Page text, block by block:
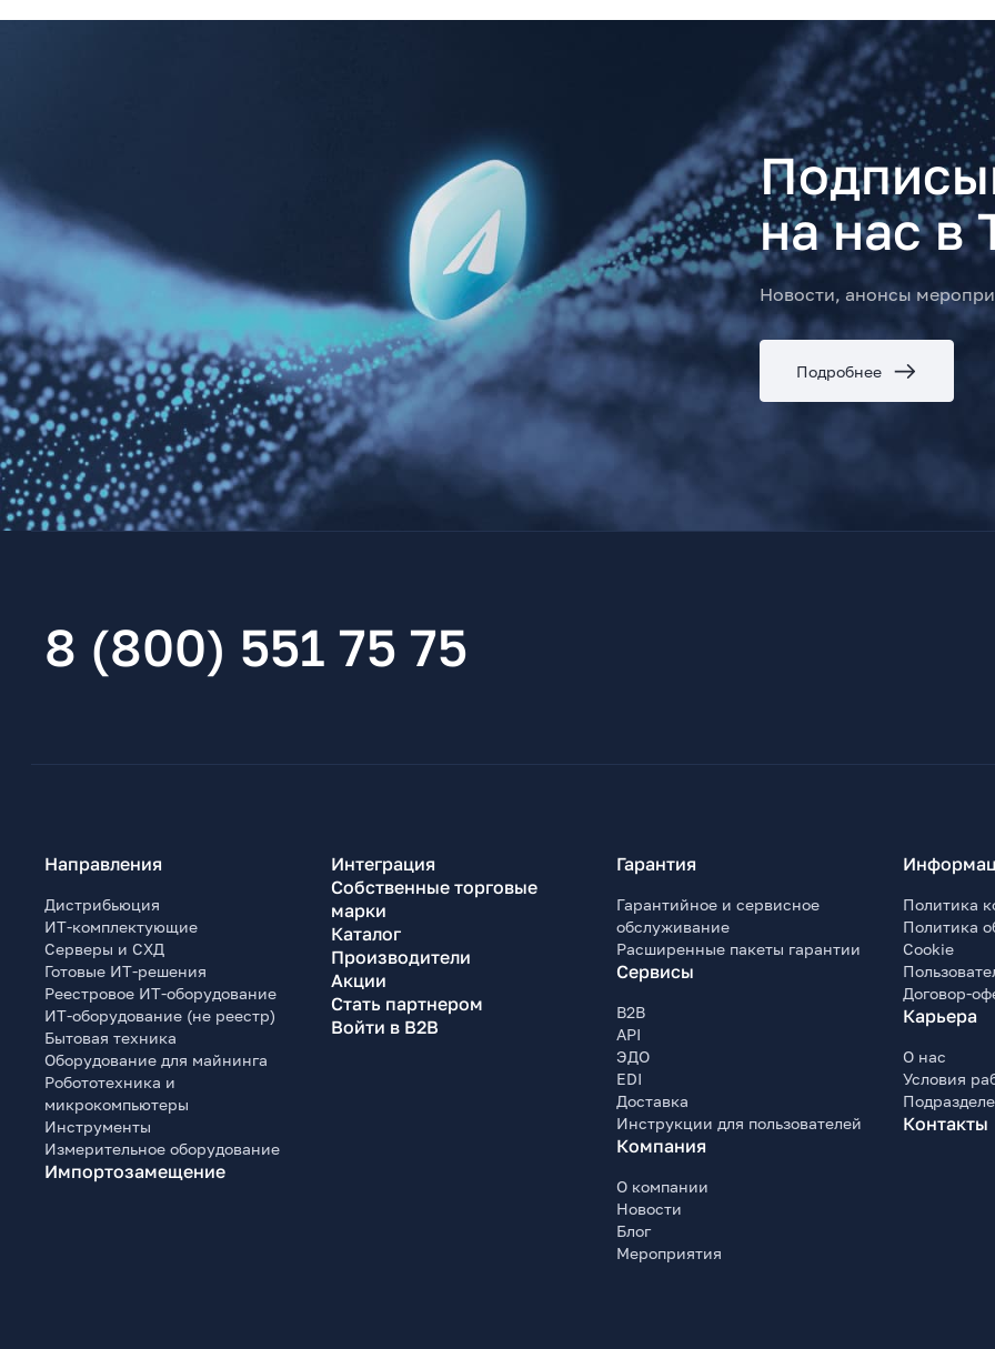
на нас в
Новости, анонсы
Подробнее
8 (800) 551 75 75
Направления
Дистрибьюция
ИТ-комплектующие
Серверы и СХД
Готовые ИТ-решения
Реестровое ИТ-оборудование
ИТ-оборудование (не реестр)
Бытовая техника
Оборудование для майнинга
Робототехника и
микрокомпьютеры
Инструменты
Измерительное оборудование
Импортозамещение
Интеграция
Собственные торговые
марки
Каталог
Производители
Акции
Стать партнером
Войти в B2B
Гарантия
Гарантийное и сервисное
обслуживание
Расширенные пакеты гарантии
Сервисы
B2B
API
ЭДО
EDI
Доставка
Инструкции для пользователей
Компания
О компании
Новости
Блог
Мероприятия
Политика
Политика
Cookie
Договор-
Карьера
О нас
Условия
Контакты